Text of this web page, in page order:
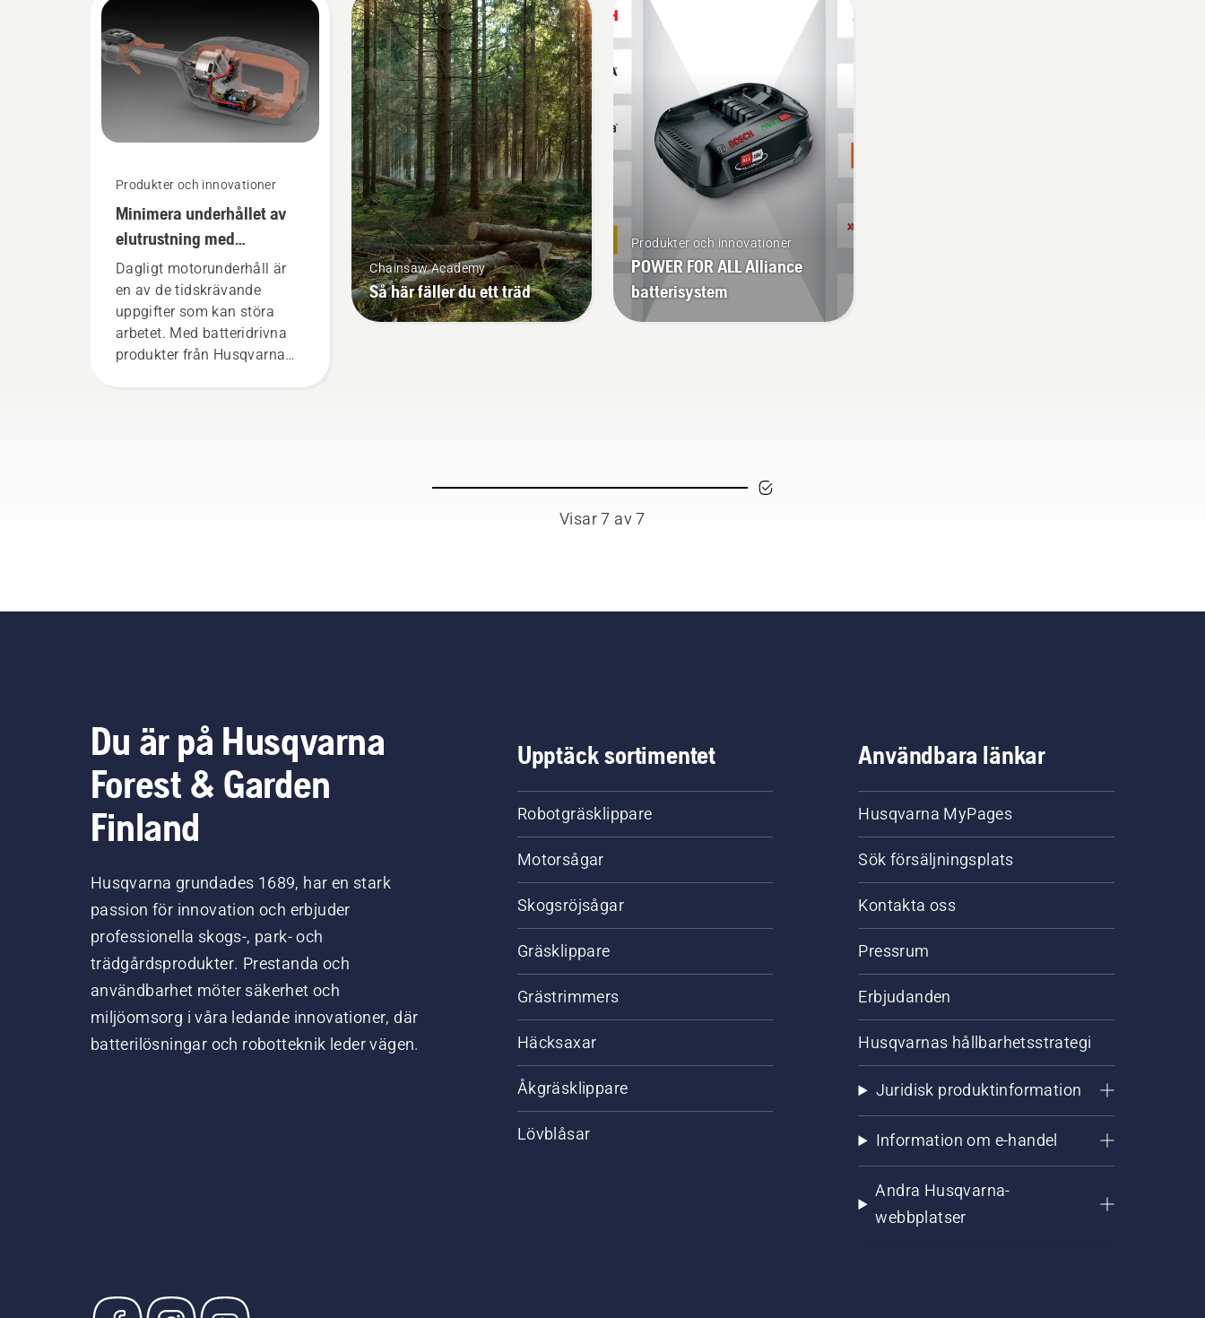
för el- och batteridrivna
handhållna produkter på
Husqvarna.
Produkter och innovationer
Minimera underhållet av
elutrustning med
batteridrivna verktyg
Dagligt motorunderhåll är
en av de tidskrävande
uppgifter som kan störa
arbetet. Med batteridrivna
produkter från Husqvarna
Chainsaw Academy
Så här fäller du ett träd
gräsklippning. Tryck bara
på en knapp på den
att aktivera och avaktivera
savE-läget.
Produkter och innovationer
POWER FOR ALL Alliance
batterisystem
Visar 7 av 7
Du är på Husqvarna
Forest & Garden
Finland
Husqvarna grundades 1689, har en stark
passion för innovation och erbjuder
professionella skogs-, park- och
trädgårdsprodukter. Prestanda och
användbarhet möter säkerhet och
miljöomsorg i våra ledande innovationer, där
batterilösningar och robotteknik leder vägen.
Upptäck sortimentet
Robotgräsklippare
Motorsågar
Skogsröjsågar
Gräsklippare
Grästrimmers
Häcksaxar
Åkgräsklippare
Lövblåsar
Användbara länkar
Husqvarna MyPages
Sök försäljningsplats
Kontakta oss
Pressrum
Erbjudanden
Husqvarnas hållbarhetsstrategi
Juridisk produktinformation
Information om e-handel
Andra Husqvarna-
webbplatser